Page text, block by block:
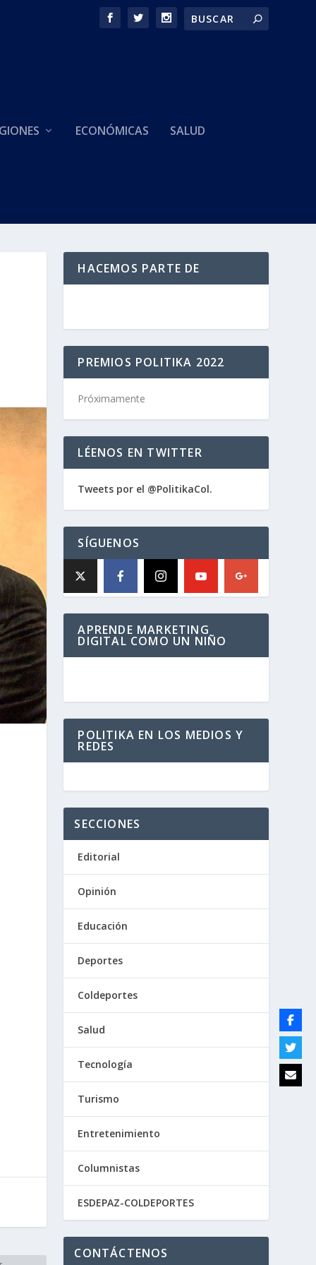
ECONÓMICAS SALUD
HACEMOS PARTE DE
PREMIOS POLITIKA 2022
Próximamente
LÉENOS EN TWITTER
Tweets por el @PolitikaCol.
SÍGUENOS
APRENDE MARKETING
DIGITAL COMO UN NIÑO
POLITIKA EN LOS MEDIOS Y
REDES
SECCIONES
Editorial
Opinión
Educación
Deportes
Coldeportes
Salud
Tecnología
Turismo
Entretenimiento
Columnistas
ESDEPAZ-COLDEPORTES
CONTÁCTENOS